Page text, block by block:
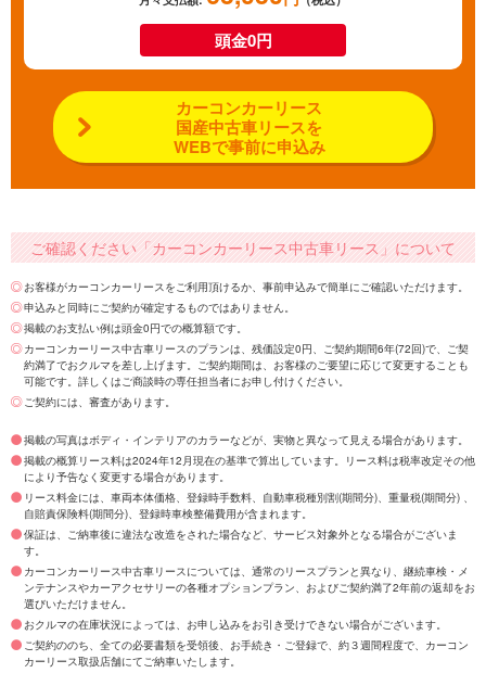
頭金0円
カーコンカーリース
国産中古車リースを
WEBで事前に申込み
ご確認ください「カーコンカーリース中古車リース」について
お客様がカーコンカーリースをご利用頂けるか、事前申込みで簡単にご確認いただけます。
申込みと同時にご契約が確定するものではありません。
掲載のお支払い例は頭金0円での概算額です。
カーコンカーリース中古車リースのプランは、残価設定0円、ご契約期間6年(72回)で、ご契
約満了でおクルマを差し上げます。ご契約期間は、お客様のご要望に応じて変更することも
可能です。詳しくはご商談時の専任担当者にお申し付けください。
ご契約には、審査があります。
掲載の写真はボディ・インテリアのカラーなどが、実物と異なって見える場合があります。
掲載の概算リース料は2024年12月現在の基準で算出しています。リース料は税率改定その他
により予告なく変更する場合があります。
リース料金には、車両本体価格、登録時手数料、自動車税種別割(期間分)、重量税(期間分) 、
自賠責保険料(期間分)、登録時車検整備費用が含まれます。
保証は、ご納車後に違法な改造をされた場合など、サービス対象外となる場合がございま
す。
カーコンカーリース中古車リースについては、通常のリースプランと異なり、継続車検・メ
ンテナンスやカーアクセサリーの各種オプションプラン、およびご契約満了2年前の返却をお
選びいただけません。
おクルマの在庫状況によっては、お申し込みをお引き受けできない場合がございます。
ご契約ののち、全ての必要書類を受領後、お手続き・ご登録で、約３週間程度で、カーコン
カーリース取扱店舗にてご納車いたします。